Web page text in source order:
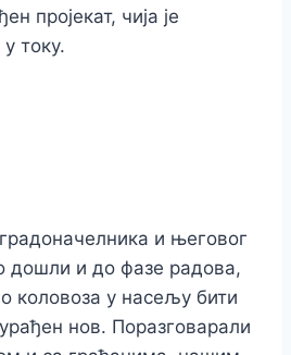
пројекат, чија је
току.
и његовог
дошли и до фазе радова,
коловоза у насељу бити
нов. Поразговарали